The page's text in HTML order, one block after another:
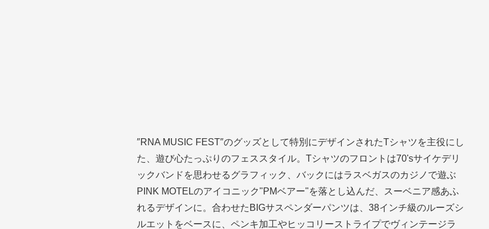
″RNA MUSIC FEST″のグッズとして特別にデザインされたTシャツを主役にし
た、遊び心たっぷりのフェススタイル。Tシャツのフロントは70'sサイケデリ
ックバンドを思わせるグラフィック、バックにはラスベガスのカジノで遊ぶ
PINK MOTELのアイコニック"PMベアー"を落とし込んだ、スーベニア感あふ
れるデザインに。合わせたBIGサスペンダーパンツは、38インチ級のルーズシ
ルエットをベースに、ペンキ加工やヒッコリーストライプでヴィンテージラ